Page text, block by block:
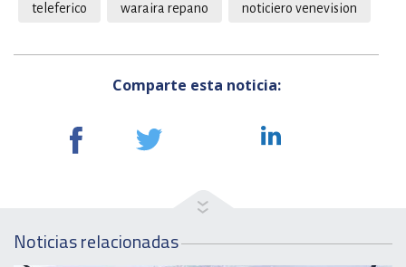
teleferico waraira repano noticiero venevision
Comparte esta noticia:
Noticias relacionadas